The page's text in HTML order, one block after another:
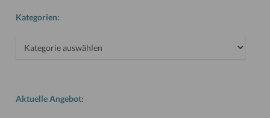
Kategorien:
Kategorien:
Aktuelle Angebot: